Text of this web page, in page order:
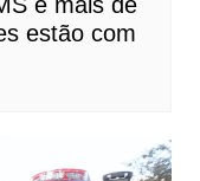
estão com